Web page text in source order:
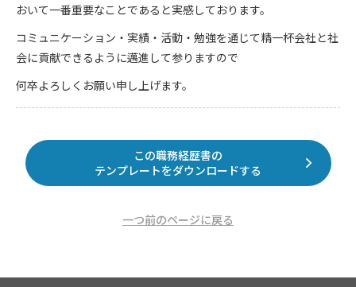
おいて一番重要なことであると実感しております。
コミュニケーション・実績・活動・勉強を通じて精一杯会社と社
会に貢献できるように邁進して参りますので
何卒よろしくお願い申し上げます。
この職務経歴書の
テンプレートをダウンロードする
一つ前のページに戻る